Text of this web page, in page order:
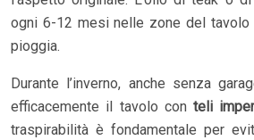
ogni 6-12 mesi nelle zone del
pioggia.
Durante l’inverno, anche senza
efficacemente il tavolo conteli
traspirabilità è fondamentale per